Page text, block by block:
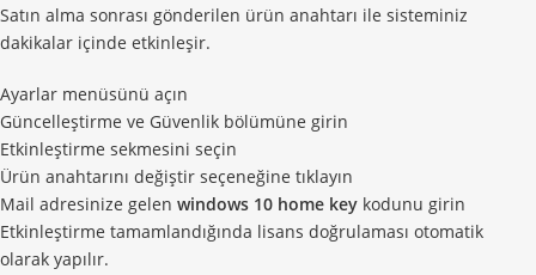
Satın alma sonrası gönderilen ürün anahtarı ile sisteminiz
dakikalar içinde etkinleşir.
Ayarlar menüsünü açın
Güncelleştirme ve Güvenlik bölümüne girin
Etkinleştirme sekmesini seçin
Ürün anahtarını değiştir seçeneğine tıklayın
Mail adresinize gelen windows 10 home key kodunu girin
Etkinleştirme tamamlandığında lisans doğrulaması otomatik
olarak yapılır.